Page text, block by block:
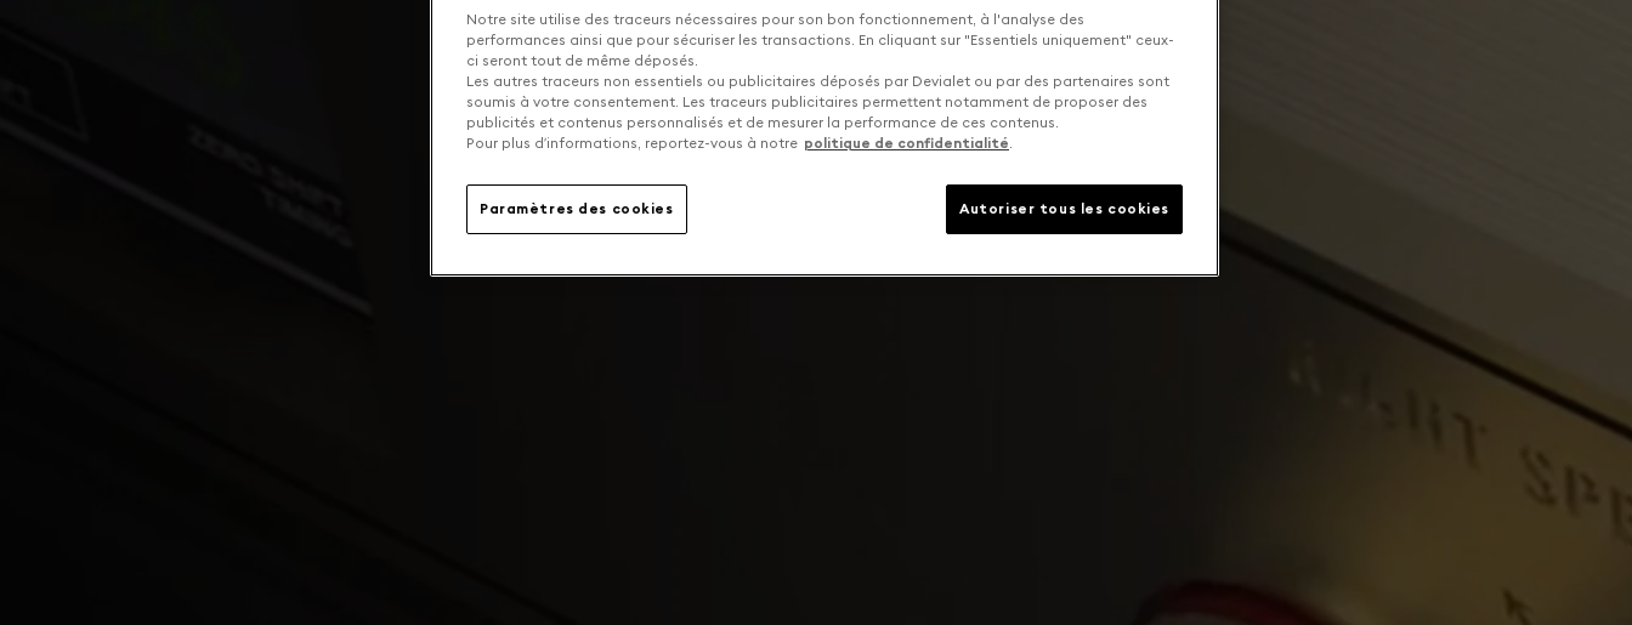
Notre site utilise des traceurs nécessaires pour son bon fonctionnement, à l'analyse des
performances ainsi que pour sécuriser les transactions. En cliquant sur "Essentiels uniquement" ceux-
ci seront tout de même déposés.
Les autres traceurs non essentiels ou publicitaires déposés par Devialet ou par des partenaires sont
soumis à votre consentement. Les traceurs publicitaires permettent notamment de proposer des
publicités et contenus personnalisés et de mesurer la performance de ces contenus.
Pour plus d’informations, reportez-vous à notre politique de confidentialité.
Paramètres des cookies Autoriser tous les cookies